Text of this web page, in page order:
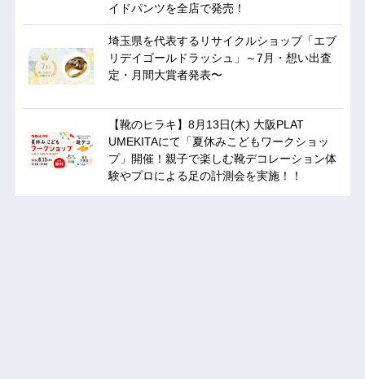
イドパンツを全店で発売！
埼玉県を代表するリサイクルショップ「エブ
リデイゴールドラッシュ」～7月・想い出査
定・月間大賞者発表〜
【靴のヒラキ】8月13日(木) 大阪PLAT
UMEKITAにて「夏休みこどもワークショッ
プ」開催！親子で楽しむ靴デコレーション体
験やプロによる足の計測会を実施！！